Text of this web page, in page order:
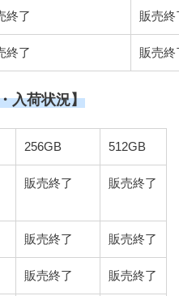
終了 販売終
終了 販売終
入荷状況】
256GB 512GB
販売終了 販売終了
販売終了 販売終了
販売終了 販売終了